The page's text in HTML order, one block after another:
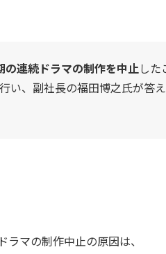
の連続ドラマの制作を中止 し
い、副社長の福田博之氏が答え
マの制作中止の原因は、